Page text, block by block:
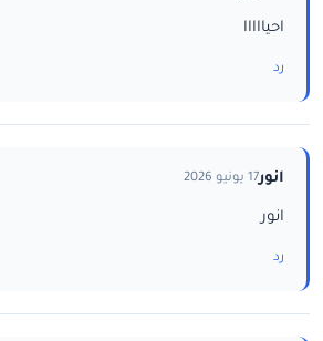
احيااااا
رد
انور17 يونيو 2026
انور
رد